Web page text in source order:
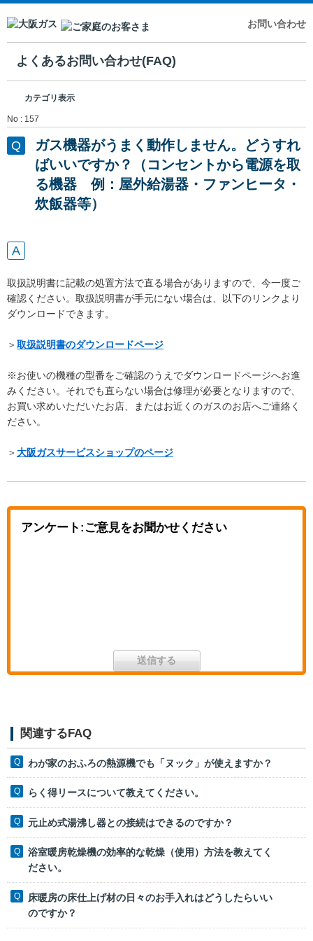
お問い合わせ
よくあるお問い合わせ(FAQ)
カテゴリ表示
No : 157
ガス機器がうまく動作しません。どうすれ
ばいいですか？（コンセントから電源を取
る機器 例：屋外給湯器・ファンヒータ・
炊飯器等）
取扱説明書に記載の処置方法で直る場合がありますので、今一度ご
確認ください。取扱説明書が手元にない場合は、以下のリンクより
ダウンロードできます。
＞取扱説明書のダウンロードページ
※お使いの機種の型番をご確認のうえでダウンロードページへお進
みください。それでも直らない場合は修理が必要となりますので、
お買い求めいただいたお店、またはお近くのガスのお店へご連絡く
ださい。
＞大阪ガスサービスショップのページ
アンケート:ご意見をお聞かせください
関連するFAQ
わが家のおふろの熱源機でも「ヌック」が使えますか？
らく得リースについて教えてください。
元止め式湯沸し器との接続はできるのですか？
浴室暖房乾燥機の効率的な乾燥（使用）方法を教えてく
ださい。
床暖房の床仕上げ材の日々のお手入れはどうしたらいい
のですか？